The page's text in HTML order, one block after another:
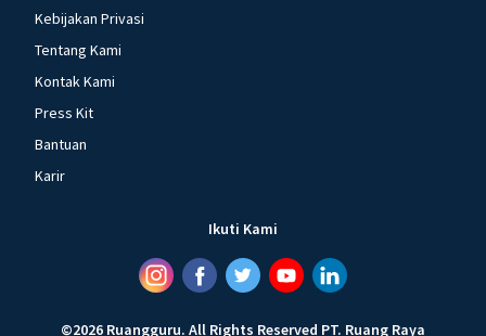
Kebijakan Privasi
Tentang Kami
Kontak Kami
Press Kit
Bantuan
Karir
Ikuti Kami
©2026 Ruangguru. All Rights Reserved PT. Ruang Raya